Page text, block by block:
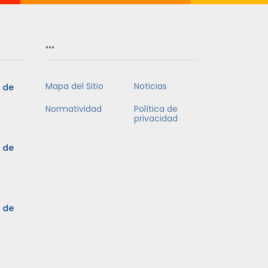
de
de
de
…
Mapa del Sitio
Noticias
Normatividad
Política de
privacidad